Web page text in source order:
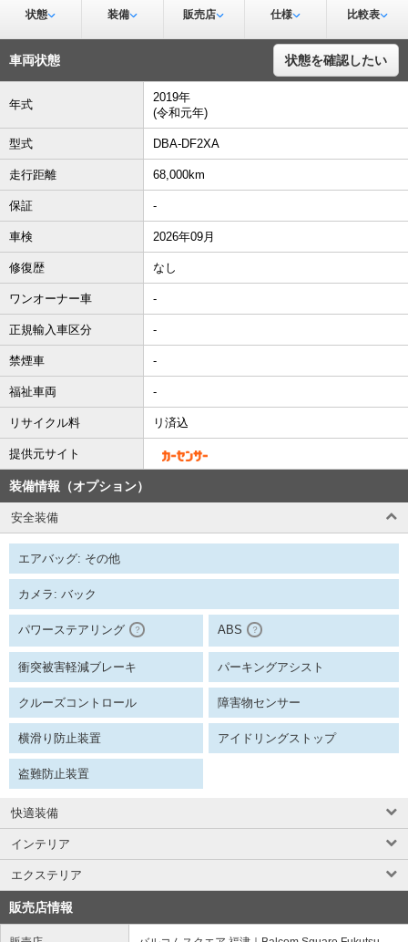
状態 装備 販売店 仕様 比較表
車両状態 状態を確認したい
年式
2019年
(令和元年)
型式 DBA-DF2XA
走行距離 68,000km
保証 -
車検 2026年09月
修復歴 なし
ワンオーナー車 -
正規輸入車区分 -
禁煙車 -
福祉車両 -
リサイクル料 リ済込
提供元サイト
装備情報（オプション）
安全装備
エアバッグ: その他
カメラ: バック
パワーステアリング ？ ABS ？
衝突被害軽減ブレーキ パーキングアシスト
クルーズコントロール 障害物センサー
横滑り防止装置 アイドリングストップ
盗難防止装置
快適装備
インテリア
エクステリア
販売店情報